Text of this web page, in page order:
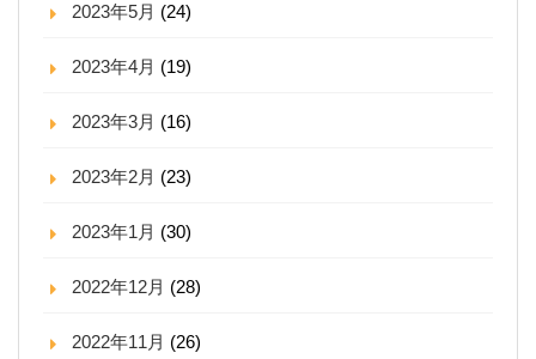
2023年5月 (24)
2023年4月 (19)
2023年3月 (16)
2023年2月 (23)
2023年1月 (30)
2022年12月 (28)
2022年11月 (26)